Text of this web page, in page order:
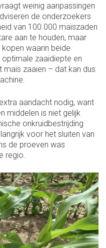
weinig aanpassingen
de onderzoekers
van 100.000 maïszaden
aan te houden, maar
waarin beide
zaaidiepte en
maïs zaaien – dat kan dus
aandacht nodig, want
middelen is niet gelijk
onkruidbestrijding
voor het sluiten van
de proeven was
regio.